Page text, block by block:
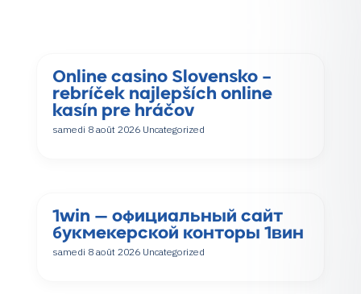
Online casino Slovensko –
rebríček najlepších online
kasín pre hráčov
samedi 8 août 2026 Uncategorized
1win — официальный сайт
букмекерской конторы 1вин
samedi 8 août 2026 Uncategorized